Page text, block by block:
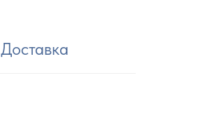
Доставка